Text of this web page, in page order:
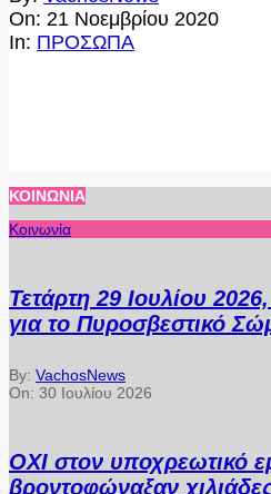
11-
21
On: 21 Νοεμβρίου 2020
In: ΠΡΟΣΩΠΑ
ΚΟΙΝΩΝΊΑ
Κοινωνία
Τετάρτη 29 Ιουλίου
για το Πυροσβεστικό
By: VachosNews
On: 30 Ιουλίου 2026
ΟΧΙ στον υποχρεωτικό
βροντοφώναξαν